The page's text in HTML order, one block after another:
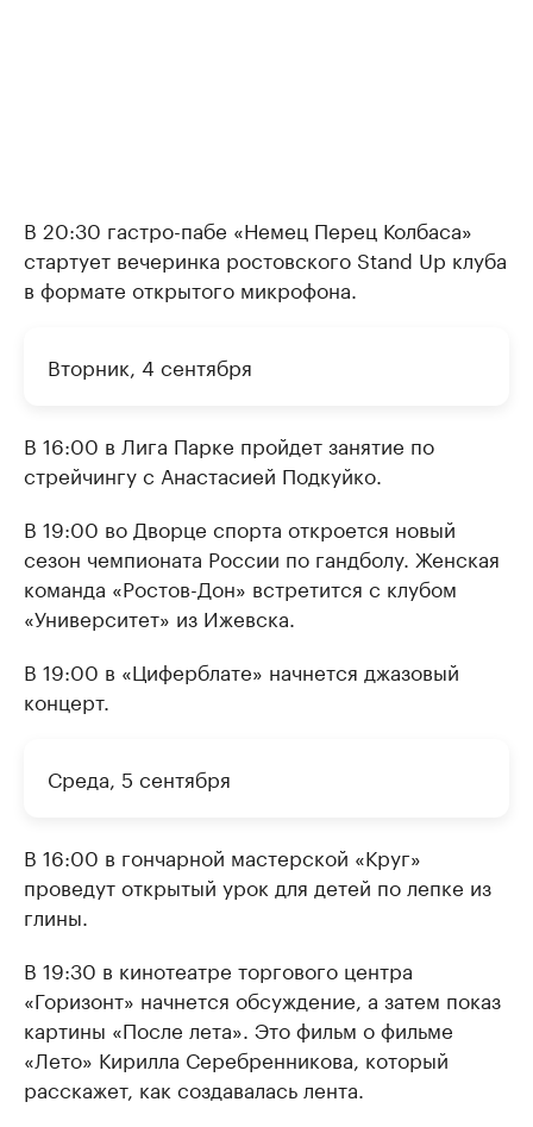
В 20:30 гастро-пабе «Немец Перец Колбаса»
стартует вечеринка ростовского Stand Up клуба
в формате открытого микрофона.
Вторник, 4 сентября
В 16:00 в Лига Парке пройдет занятие по
стрейчингу с Анастасией Подкуйко.
В 19:00 во Дворце спорта откроется новый
сезон чемпионата России по гандболу. Женская
команда «Ростов-Дон» встретится с клубом
«Университет» из Ижевска.
В 19:00 в «Циферблате» начнется джазовый
концерт.
Среда, 5 сентября
В 16:00 в гончарной мастерской «Круг»
проведут открытый урок для детей по лепке из
глины.
В 19:30 в кинотеатре торгового центра
«Горизонт» начнется обсуждение, а затем показ
картины «После лета». Это фильм о фильме
«Лето» Кирилла Серебренникова, который
расскажет, как создавалась лента.